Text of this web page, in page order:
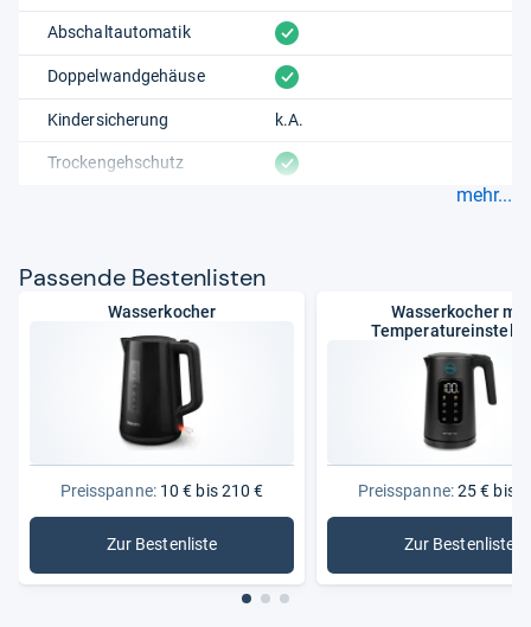
Abschaltautomatik vorhanden
Doppelwandgehäuse vorhanden
Kindersicherung k.A.
Trockengehschutz vorhanden
mehr...
Pas­sende Bes­ten­lis­ten
Wasserkocher
Preisspanne:10 € bis 210 €
Zur Bestenliste
: Wasserkocher
Wasserkocher mit
Preisspanne:25 € bis
Zur Bestenliste
: